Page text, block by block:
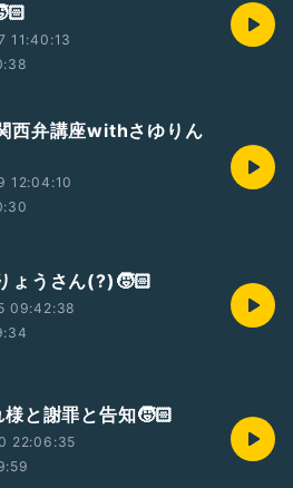
11:40:13
西弁講座withさゆりん
12:04:10
ょうさん(?)🧒🏻
09:42:38
と謝罪と告知🧒🏻
22:06:35